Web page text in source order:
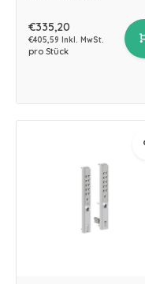
€335,20
€405,59 Inkl. MwSt.
pro Stück